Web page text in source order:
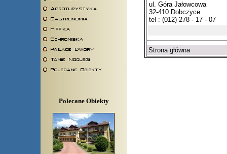
Polecane Obiekty
ul. Góra Jałowcowa
32-410 Dobczyce
tel : (012) 278 - 17 - 07
Strona główna